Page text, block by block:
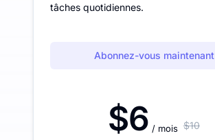
tâches quotidiennes.
Abonnez-vous maintenant
$6 / mois $10